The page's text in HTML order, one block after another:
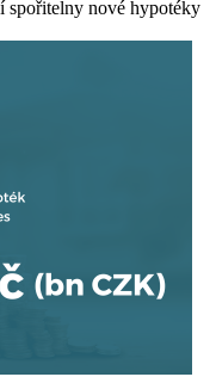
spořitelny nové hypotéky